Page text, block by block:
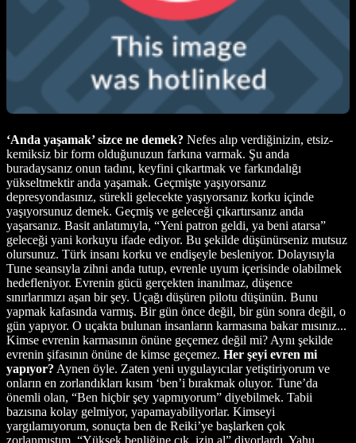
ʻAnda yaşamak’ sizce ne demek? Nefes alıp verdiğinizin, etsiz-
kemiksiz bir form olduğunuzun farkına varmak. Şu anda
buradaysanız onun tadını, keyfini çıkartmak ve farkındalığı
yükseltmektir anda yaşamak. Geçmişte yaşıyorsanız
depresyondasınız, sürekli gelecekte yaşıyorsanız korku içinde
yaşıyorsunuz demek. Geçmiş ve geleceği çıkartırsanız anda
yaşarsanız. Basit anlatımıyla, “Yeni patron geldi, ya beni atarsa”
geleceği yani korkuyu ifade ediyor. Bu şekilde düşünürseniz mutsuz
olursunuz. Türk insanı korku ve endişeyle besleniyor. Dolayısıyla
Tune seansıyla zihni anda tutup, evrenle uyum içerisinde olabilmek
hedefleniyor. Evrenin gücü gerçekten inanılmaz, düşence
sınırlarımızı aşan bir şey. Uçağı düşüren pilotu düşünün. Bunu
yapmak kafasında varmış. Bir gün önce değil, bir gün sonra değil, o
gün yapıyor. O uçakta bulunan insanların karmasına bakar mısınız...
Kimse evrenin karmasının önüne geçemez değil mi? Aynı şekilde
evrenin şifasının önüne de kimse geçemez. Her şeyi evren mi
yapıyor? Aynen öyle. Zaten yeni uygulayıcılar yetiştiriyorum ve
onların en zorlandıkları kısım ‘ben’i bırakmak oluyor. Tune’da
önemli olan, “Ben hiçbir şey yapmıyorum” diyebilmek. Tabii
bazısına kolay gelmiyor, yapamayabiliyorlar. Kimseyi
yargılamıyorum, sonuçta ben de Reiki’ye başlarken çok
zorlanmıştım. “Yüksek benliğine çık, izin al” diyorlardı. Yahu